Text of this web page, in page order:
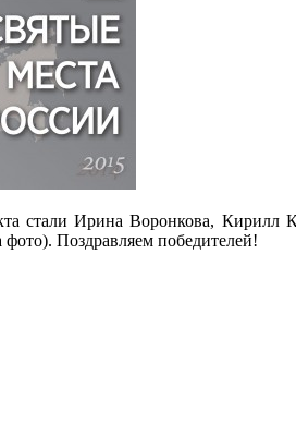
стали Ирина Воронкова, Кирилл
фото). Поздравляем победителей!